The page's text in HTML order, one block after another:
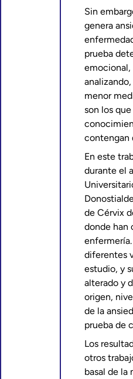
Sin
genera
prueba
emocional,
menor
son los
contengan
En este
durante el
de Cérvix
donde han
diferentes
estudio, y
alterado y
origen,
de la
prueba de
Los
otros
basal de la